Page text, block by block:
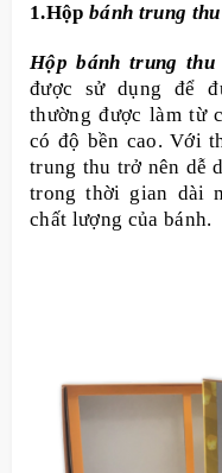
1.Hộp bánh trung
Hộp bánh trung thu
được sử dụng để
thường được làm từ
có độ bền cao. Với
trung thu trở nên dễ
trong thời gian dài
chất lượng của bánh.